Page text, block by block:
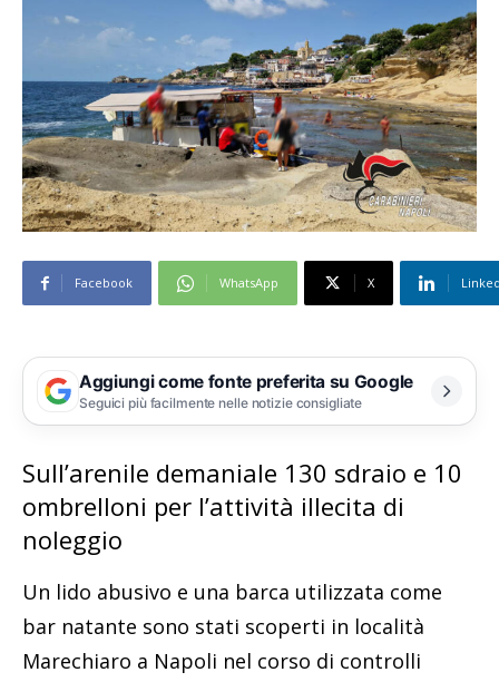
Facebook WhatsApp X
Aggiungi come fonte preferita su Google
Seguici più facilmente nelle notizie consigliate
Sull’arenile demaniale 130 sdraio e 10
ombrelloni per l’attività illecita di
noleggio
Un lido abusivo e una barca utilizzata come
bar natante sono stati scoperti in località
Marechiaro a Napoli nel corso di controlli